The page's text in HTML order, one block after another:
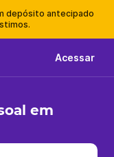
depósito antecipado
Acessar
em